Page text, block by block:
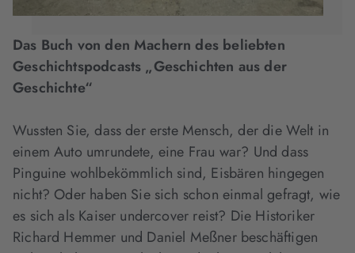
Das Buch von den Machern des beliebten
Geschichtspodcasts „Geschichten aus der
Geschichte“
Wussten Sie, dass der erste Mensch, der die Welt in
einem Auto umrundete, eine Frau war? Und dass
Pinguine wohlbekömmlich sind, Eisbären hingegen
nicht? Oder haben Sie sich schon einmal gefragt, wie
es sich als Kaiser undercover reist? Die Historiker
Richard Hemmer und Daniel Meßner beschäftigen